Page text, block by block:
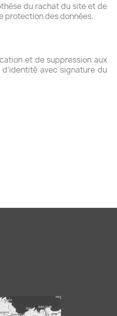
du rachat du site et de
protection des données.
et de suppression aux
avec signature du